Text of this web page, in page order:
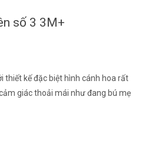
số 3 3M+
thiết kế đặc biệt hình cánh hoa rất
giác thoải mái như đang bú mẹ